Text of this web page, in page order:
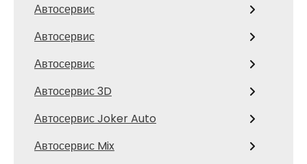
Автосервис
Автосервис
Автосервис
Автосервис 3D
Автосервис Joker Auto
Автосервис Mix